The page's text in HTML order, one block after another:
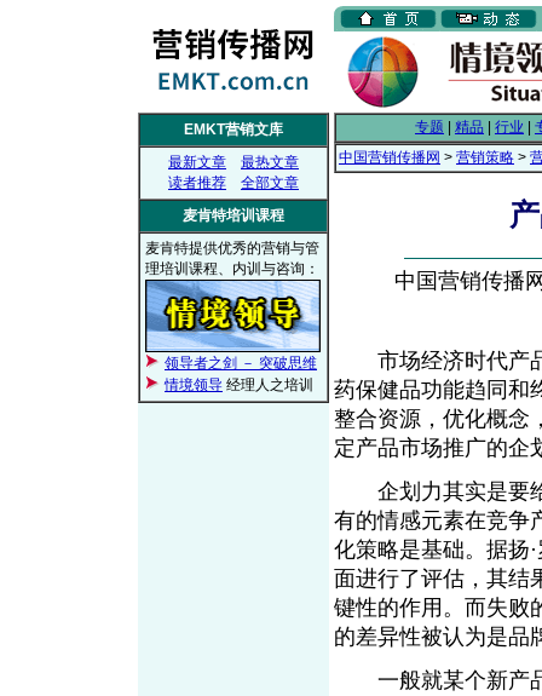
EMKT营销文库
最新文章
最热文章
读者推荐
全部文章
麦肯特培训课程
麦肯特提供优秀的营销与管
理培训课程、内训与咨询：
领导者之剑 － 突破思维
情境领导 经理人之培训
专题 精品 行业
中国营销传播网 > 营销策略 >
中国营销传播
市场经济时代产品
药保健品功能趋同和
整合资源，优化概念
定产品市场推广的企
企划力其实是要给
有的情感元素在竞争
化策略是基础。据扬
面进行了评估，其结
键性的作用。而失败
的差异性被认为是品
一般就某个新产品